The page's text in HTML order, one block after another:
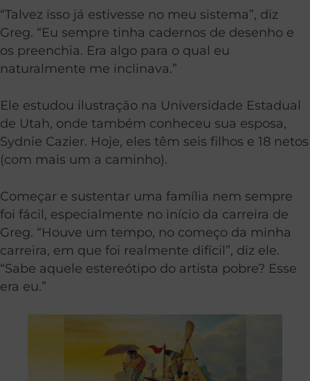
“Talvez isso já estivesse no meu sistema”, diz
Greg. “Eu sempre tinha cadernos de desenho e
os preenchia. Era algo para o qual eu
naturalmente me inclinava.”
Ele estudou ilustração na Universidade Estadual
de Utah, onde também conheceu sua esposa,
Sydnie Cazier. Hoje, eles têm seis filhos e 18 netos
(com mais um a caminho).
Começar e sustentar uma família nem sempre
foi fácil, especialmente no início da carreira de
Greg. “Houve um tempo, no começo da minha
carreira, em que foi realmente difícil”, diz ele.
“Sabe aquele estereótipo do artista pobre? Esse
era eu.”